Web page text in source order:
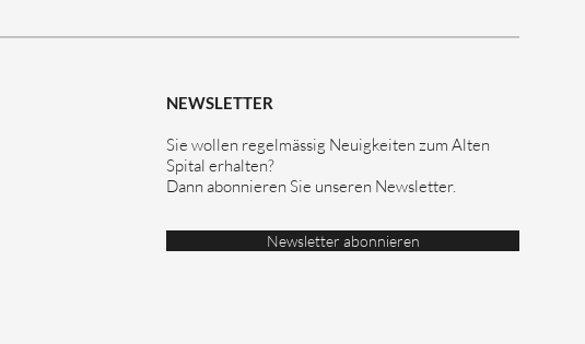
NEWSLETTER
Sie wollen regelmässig Neuigkeiten zum Alten
Spital erhalten?
Dann abonnieren Sie unseren Newsletter.
Newsletter abonnieren